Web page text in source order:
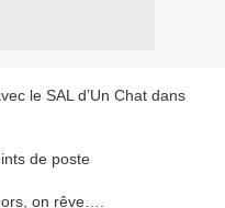
le SAL d’Un Chat dans
de poste
on rêve….